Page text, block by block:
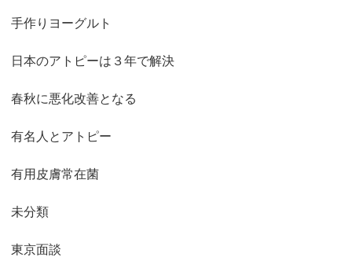
手作りヨーグルト
日本のアトピーは３年で解決
春秋に悪化改善となる
有名人とアトピー
有用皮膚常在菌
未分類
東京面談